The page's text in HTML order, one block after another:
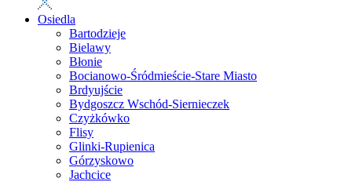
Osiedla
Bartodzieje
Bielawy
Błonie
Bocianowo-Śródmieście-Stare Miasto
Brdyujście
Bydgoszcz Wschód-Siernieczek
Czyżkówko
Flisy
Glinki-Rupienica
Górzyskowo
Jachcice